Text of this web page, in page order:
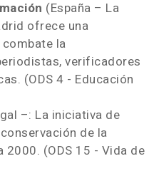
(España – La
ofrece una
la
verificadores
(ODS 4 - Educación
–: La iniciativa de
de la
2000. (ODS 15 - Vida de